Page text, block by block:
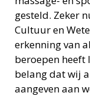
gesteld. Zeker
Cultuur en
erkenning van
beroepen heeft
belang dat wij
aangeven aan